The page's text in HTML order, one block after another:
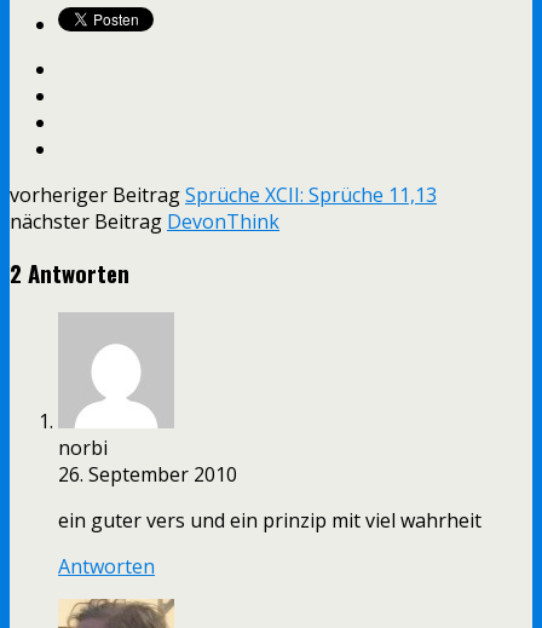
vorheriger BeitragSprüche XCII: Sprüche 11,13
nächster Beitrag DevonThink
2 Antworten
norbi
26. September 2010
ein guter vers und ein prinzip mit viel wahrheit
Antworten